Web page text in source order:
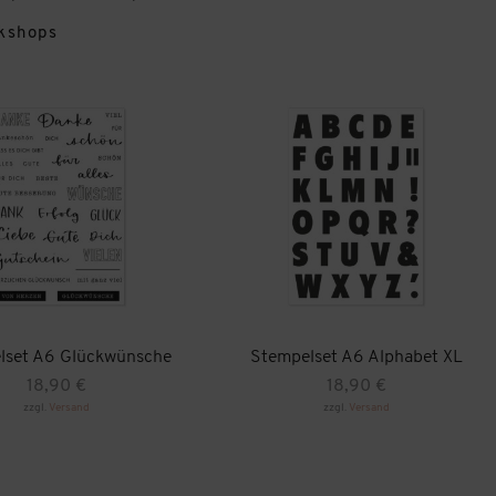
A6 Glückwünsche
18,90 €
zzgl. Versand
Stempelset A6 Alphabet XL
18,90 €
zzgl. Versand